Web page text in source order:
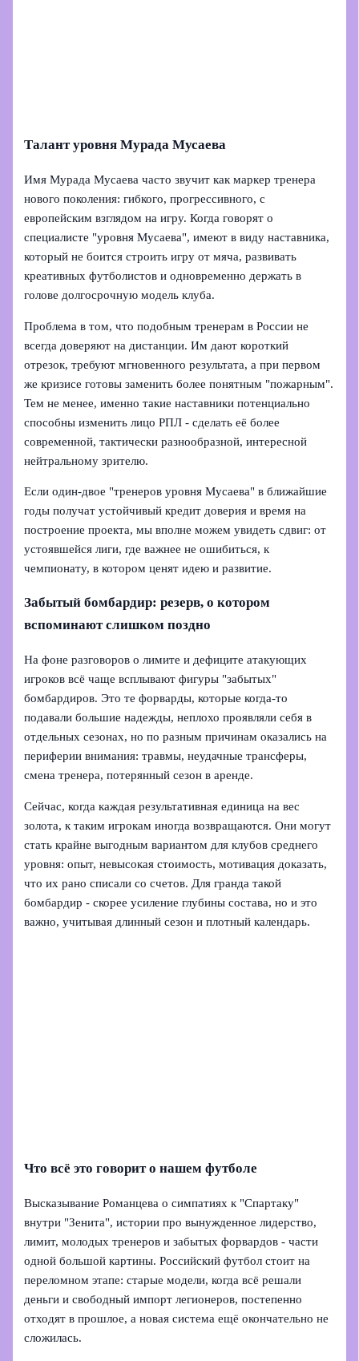
Талант уровня Мурада Мусаева
Имя Мурада Мусаева часто звучит как маркер тренера
нового поколения: гибкого, прогрессивного, с
европейским взглядом на игру. Когда говорят о
специалисте "уровня Мусаева", имеют в виду наставника,
который не боится строить игру от мяча, развивать
креативных футболистов и одновременно держать в
голове долгосрочную модель клуба.
Проблема в том, что подобным тренерам в России не
всегда доверяют на дистанции. Им дают короткий
отрезок, требуют мгновенного результата, а при первом
же кризисе готовы заменить более понятным "пожарным".
Тем не менее, именно такие наставники потенциально
способны изменить лицо РПЛ - сделать её более
современной, тактически разнообразной, интересной
нейтральному зрителю.
Если один-двое "тренеров уровня Мусаева" в ближайшие
годы получат устойчивый кредит доверия и время на
построение проекта, мы вполне можем увидеть сдвиг: от
устоявшейся лиги, где важнее не ошибиться, к
чемпионату, в котором ценят идею и развитие.
Забытый бомбардир: резерв, о котором
вспоминают слишком поздно
На фоне разговоров о лимите и дефиците атакующих
игроков всё чаще всплывают фигуры "забытых"
бомбардиров. Это те форварды, которые когда‑то
подавали большие надежды, неплохо проявляли себя в
отдельных сезонах, но по разным причинам оказались на
периферии внимания: травмы, неудачные трансферы,
смена тренера, потерянный сезон в аренде.
Сейчас, когда каждая результативная единица на вес
золота, к таким игрокам иногда возвращаются. Они могут
стать крайне выгодным вариантом для клубов среднего
уровня: опыт, невысокая стоимость, мотивация доказать,
что их рано списали со счетов. Для гранда такой
бомбардир - скорее усиление глубины состава, но и это
важно, учитывая длинный сезон и плотный календарь.
Что всё это говорит о нашем футболе
Высказывание Романцева о симпатиях к "Спартаку"
внутри "Зенита", истории про вынужденное лидерство,
лимит, молодых тренеров и забытых форвардов - части
одной большой картины. Российский футбол стоит на
переломном этапе: старые модели, когда всё решали
деньги и свободный импорт легионеров, постепенно
отходят в прошлое, а новая система ещё окончательно не
сложилась.